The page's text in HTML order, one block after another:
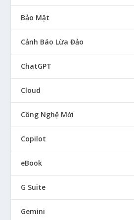
Bảo Mật
Cảnh Báo Lừa Đảo
ChatGPT
Cloud
Công Nghệ Mới
Copilot
eBook
G Suite
Gemini